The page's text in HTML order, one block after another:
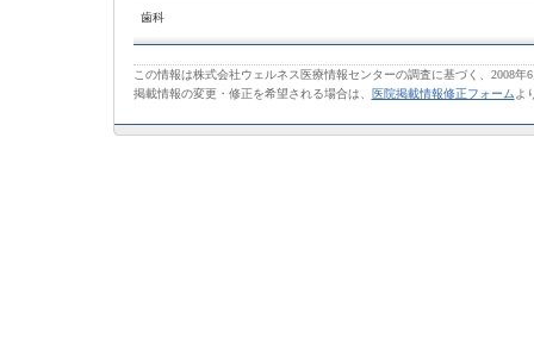
歯科
この情報は株式会社ウェルネス医療情報センターの調査に基づく、2008年
掲載情報の変更・修正を希望される場合は、
医院掲載情報修正フォーム よ